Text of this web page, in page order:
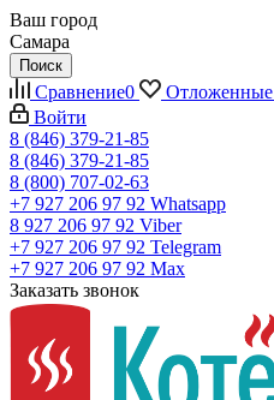
Ваш город
Самара
Поиск
Сравнение0 Отложенные
Войти
8 (846) 379-21-85
8 (846) 379-21-85
8 (800) 707-02-63
+7 927 206 97 92 Whatsapp
8 927 206 97 92 Viber
+7 927 206 97 92 Telegram
+7 927 206 97 92 Max
Заказать звонок